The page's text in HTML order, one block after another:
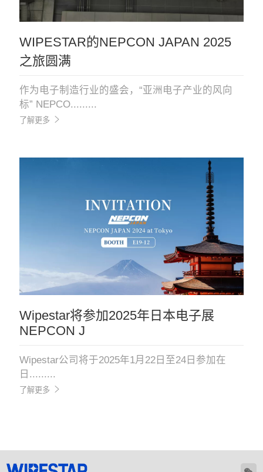
WIPESTAR的NEPCON JAPAN 2025
之旅圆满
作为电子制造行业的盛会，“亚洲电子产业的风向
标” NEPCO.........
了解更多
Wipestar将参加2025年日本电子展
NEPCON J
Wipestar公司将于2025年1月22日至24日参加在
日.........
了解更多